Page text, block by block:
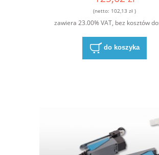
(netto: 102,13 zł )
zawiera 23.00% VAT, bez kosztów
do koszyka